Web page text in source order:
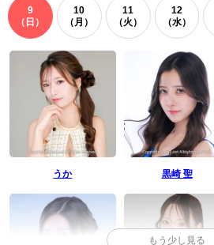
9
（日）
10
（月）
11
（火）
12
（水）
うか 黒崎 聖
もう少し見る